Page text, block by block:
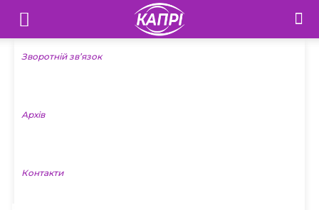
Телебачення
«Капрі»
Новини
Зворотній зв’язок
Архів
Контакти